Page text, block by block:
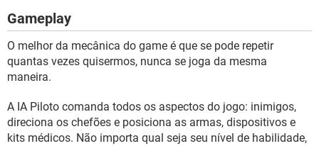
Gameplay
O melhor da mecânica do game é que se pode repetir
quantas vezes quisermos, nunca se joga da mesma
maneira.
A IA Piloto comanda todos os aspectos do jogo: inimigos,
direciona os chefões e posiciona as armas, dispositivos e
kits médicos. Não importa qual seja seu nível de habilidade,